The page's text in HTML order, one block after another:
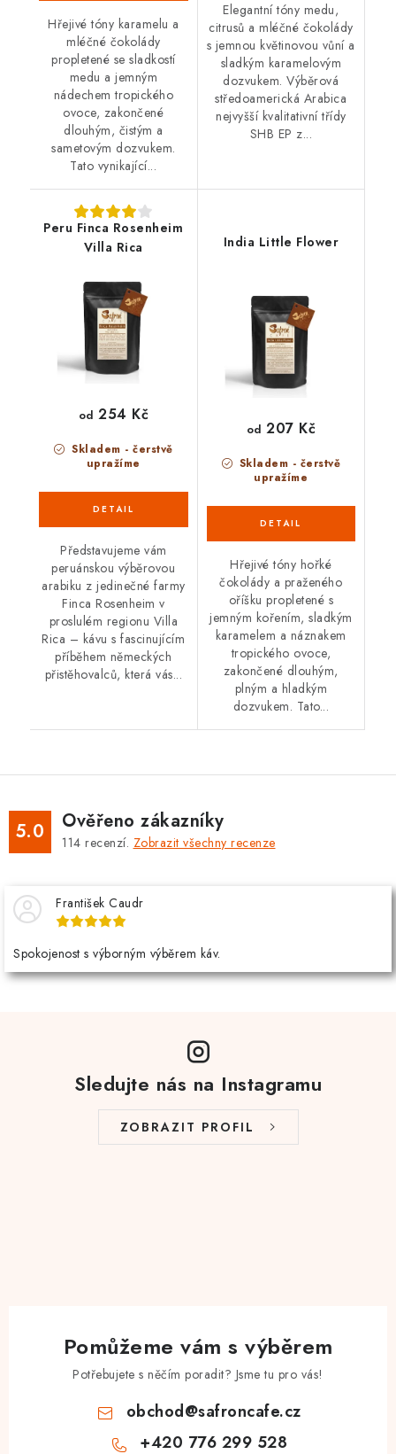
Hřejivé tóny karamelu a
mléčné čokolády
propletené se sladkostí
medu a jemným
nádechem tropického
ovoce, zakončené
dlouhým, čistým a
sametovým dozvukem.
Tato vynikající...
Elegantní tóny medu,
citrusů a mléčné čokolády
s jemnou květinovou vůní a
sladkým karamelovým
dozvukem. Výběrová
středoamerická Arabica
nejvyšší kvalitativní třídy
SHB EP z...
Peru Finca Rosenheim
Villa Rica
Skladem - čerstvě
upražíme
od 254 Kč
Představujeme vám
peruánskou výběrovou
arabiku z jedinečné farmy
Finca Rosenheim v
proslulém regionu Villa
Rica – kávu s fascinujícím
příběhem německých
přistěhovalců, která vás...
India Little Flower
Skladem - čerstvě
upražíme
od 207 Kč
Hřejivé tóny hořké
čokolády a praženého
oříšku propletené s
jemným kořením, sladkým
karamelem a náznakem
tropického ovoce,
zakončené dlouhým,
plným a hladkým
dozvukem. Tato...
5.0 Ověřeno zákazníky
114 recenzí. Zobrazit všechny recenze
František Caudr
Spokojenost s výborným výběrem káv.
Sledujte nás na Instagramu
ZOBRAZIT PROFIL
Pomůžeme vám s výběrem
Potřebujete s něčím poradit? Jsme tu pro vás!
obchod@safroncafe.cz
+420 776 299 528